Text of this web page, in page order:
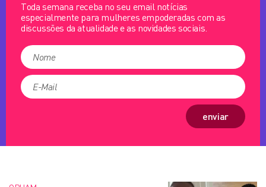
Toda semana receba no seu email notícias
especialmente para mulheres empoderadas com as
discussões da atualidade e as novidades sociais.
enviar